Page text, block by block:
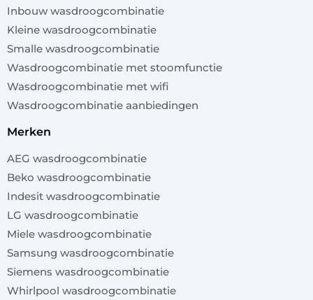
Inbouw wasdroogcombinatie
Kleine wasdroogcombinatie
Smalle wasdroogcombinatie
Wasdroogcombinatie met stoomfunctie
Wasdroogcombinatie met wifi
Wasdroogcombinatie aanbiedingen
merken
AEG wasdroogcombinatie
Beko wasdroogcombinatie
Indesit wasdroogcombinatie
LG wasdroogcombinatie
Miele wasdroogcombinatie
Samsung wasdroogcombinatie
Siemens wasdroogcombinatie
Whirlpool wasdroogcombinatie